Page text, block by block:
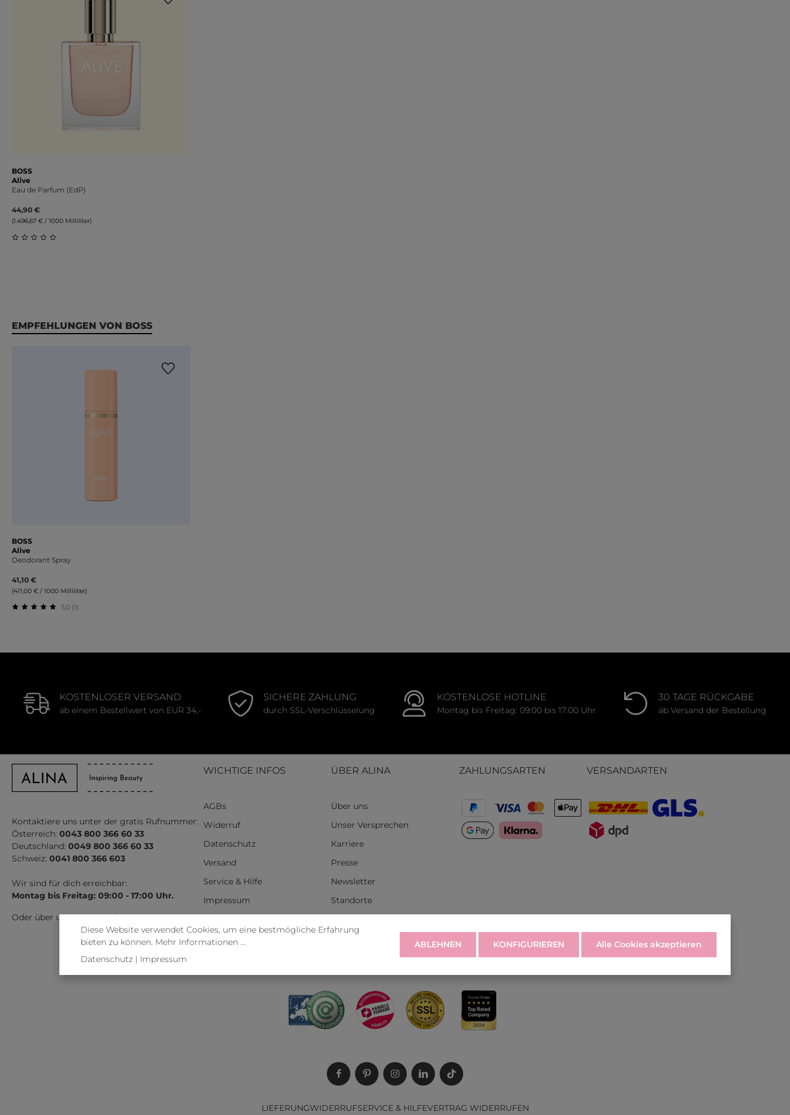
BOSS
Alive
Eau de Parfum (EdP)
44,90 €
(1.496,67 € / 1000 Milliliter)
Produktgalerie überspringen
EMPFEHLUNGEN VON BOSS
BOSS
Alive
Deodorant Spray
41,10 €
(411,00 € / 1000 Milliliter)
5.0 (1)
KOSTENLOSER VERSAND
ab einem Bestellwert von EUR 34,-
SICHERE ZAHLUNG
durch SSL-Verschlüsselung
KOSTENLOSE HOTLINE
Montag bis Freitag: 09:00 bis 17:00 Uhr
30 TAGE RÜCKGABE
ab Versand der Bestellung
Kontaktiere uns unter der gratis Rufnummer:
Österreich: 0043 800 366 60 33
Deutschland: 0049 800 366 60 33
Schweiz: 0041 800 366 603
Wir sind für dich erreichbar:
Montag bis Freitag: 09:00 - 17:00 Uhr.
Oder über unserKontaktformular.
WICHTIGE INFOS
AGBs
Widerruf
Datenschutz
Versand
Service & Hilfe
Impressum
Cookies
ÜBER ALINA
Über uns
Unser Versprechen
Karriere
Presse
Newsletter
Standorte
ZAHLUNGSARTEN VERSANDARTEN
LIEFERUNGWIDERRUFSERVICE & HILFEVERTRAG WIDERRUFEN
Diese Website verwendet Cookies, um eine bestmögliche Erfahrung
bieten zu können. Mehr Informationen ...
Datenschutz| Impressum
ABLEHNEN KONFIGURIEREN Alle Cookies akzeptieren